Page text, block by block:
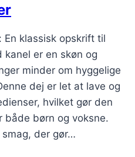
klassisk opskrift til
kanel er en skøn og
minder om hyggelige
dej er let at lave og
hvilket gør den
børn og voksne.
der gør…